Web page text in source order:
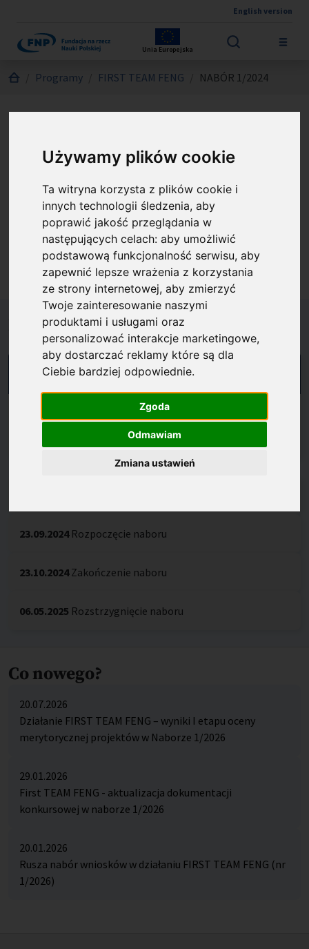
Używamy plików cookie
Ta witryna korzysta z plików cookie i
innych technologii śledzenia, aby
poprawić jakość przeglądania w
następujących celach:aby umożliwić
podstawową funkcjonalność serwisu,aby
zapewnić lepsze wrażenia z korzystania
ze strony internetowej,aby zmierzyć
Twoje zainteresowanie naszymi
produktami i usługami oraz
personalizować interakcje marketingowe,
aby dostarczać reklamy które są dla
Ciebie bardziej odpowiednie.
Zgoda
Odmawiam
Zmiana ustawień
English version
Unia Europejska
Jesteś tutaj:
Programy FIRST TEAM FENG NABÓR 1/2024
1/2024
Nabór umożliwia zdobycie finansowania na
założenie zespołu badawczego i prowadzenie w
Polsce innowacyjnych badań z potencjałem
aplikacyjnym.
Harmonogram
NABÓR ROZSTRZYGNIĘTY
NABÓR 1/2024
23.09.2024Rozpoczęcie naboru
23.10.2024Zakończenie naboru
06.05.2025 Rozstrzygnięcie naboru
Co nowego?
20.07.2026
Działanie FIRST TEAM FENG – wyniki I etapu oceny
merytorycznej projektów w Naborze 1/2026
29.01.2026
First TEAM FENG - aktualizacja dokumentacji
konkursowej w naborze 1/2026
20.01.2026
Rusza nabór wniosków w działaniu FIRST TEAM FENG (nr
1/2026)